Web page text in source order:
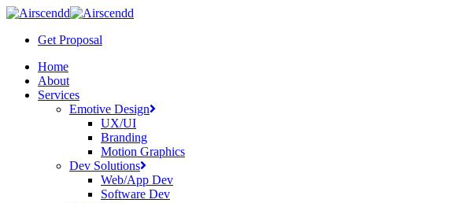
Skip
main
Get Proposal
Menu
Home
About
Services
Emotive Design
UX/UI
Branding
Motion Graphics
Dev Solutions
Web/App Dev
Software Dev